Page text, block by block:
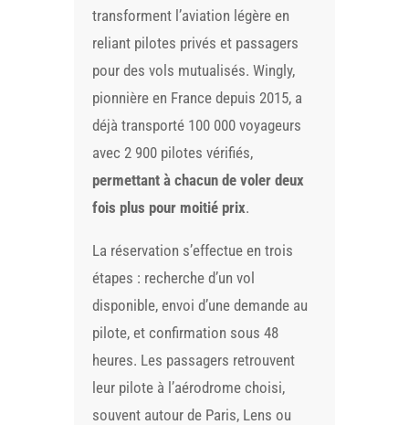
transforment l’aviation légère en
reliant pilotes privés et passagers
pour des vols mutualisés. Wingly,
pionnière en France depuis 2015, a
déjà transporté 100 000 voyageurs
avec 2 900 pilotes vérifiés,
permettant à chacun de voler deux
fois plus pour moitié prix.
La réservation s’effectue en trois
étapes : recherche d’un vol
disponible, envoi d’une demande au
pilote, et confirmation sous 48
heures. Les passagers retrouvent
leur pilote à l’aérodrome choisi,
souvent autour de Paris, Lens ou